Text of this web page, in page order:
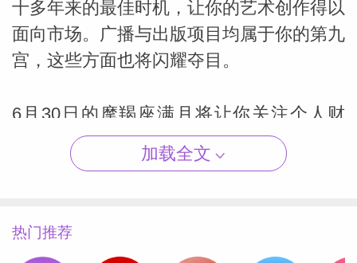
十多年来的最佳时机，让你的艺术创作得以
面向市场。广播与出版项目均属于你的第九
宫，这些方面也将闪耀夺目。
6月30日的摩羯座满月将让你关注个人财
务。土星处于棘手的位置，同时与摩羯座满
月和巨蟹座太阳形成挑战相位。你最近可能
出。如果缺少继续前行所需的资金，似乎你
加载全文
热门推荐